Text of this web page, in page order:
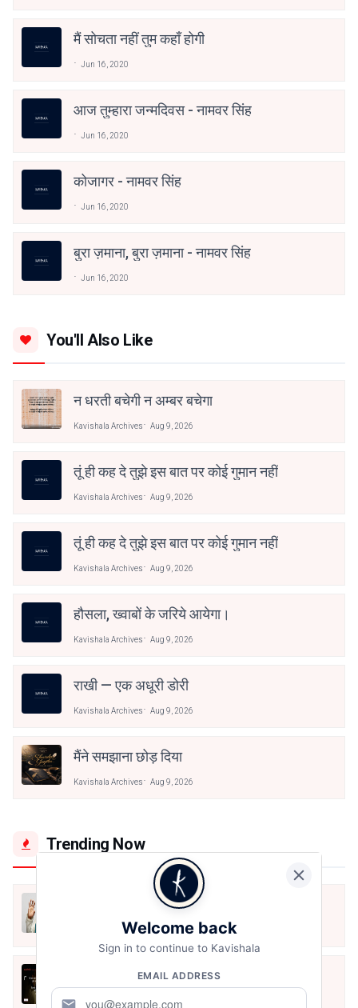
मैं सोचता नहीं तुम कहाँ होगी
Jun 16, 2020
आज तुम्हारा जन्मदिवस - नामवर सिंह
Jun 16, 2020
कोजागर - नामवर सिंह
Jun 16, 2020
बुरा ज़माना, बुरा ज़माना - नामवर सिंह
Jun 16, 2020
You'll Also Like
न धरती बचेगी न अम्बर बचेगा
Kavishala Archives Aug 9, 2026
तूं ही कह दे तुझे इस बात पर कोई गुमान नहीं
Kavishala Archives Aug 9, 2026
तूं ही कह दे तुझे इस बात पर कोई गुमान नहीं
Kavishala Archives Aug 9, 2026
हौसला, ख्वाबों के जरिये आयेगा।
Kavishala Archives Aug 9, 2026
राखी — एक अधूरी डोरी
Kavishala Archives Aug 9, 2026
मैंने समझाना छोड़ दिया
Kavishala Archives Aug 9, 2026
Trending Now
Jun 16, 2020
अंतिम ऊँचाई - कुँवर नारायण | Stay Home
Stay Safe | TVF's Aspirants
May 8, 2021
Welcome back
Sign in to continue to Kavishala
EMAIL ADDRESS
mail